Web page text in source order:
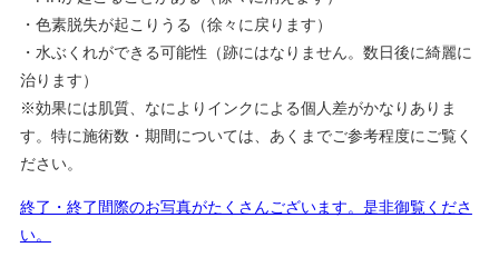
・色素脱失が起こりうる（徐々に戻ります）
・水ぶくれができる可能性（跡にはなりません。数日後に綺麗に
治ります）
※効果には肌質、なによりインクによる個人差がかなりありま
す。特に施術数・期間については、あくまでご参考程度にご覧く
ださい。
終了・終了間際のお写真がたくさんございます。是非御覧くださ
い。